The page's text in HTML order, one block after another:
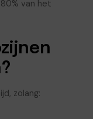
van het
zolang: